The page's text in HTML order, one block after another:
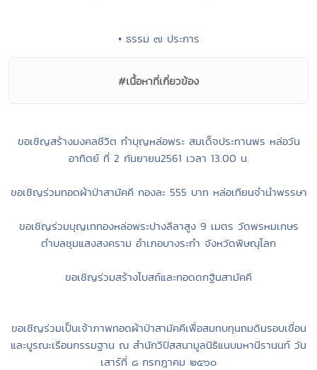
• ธรรม ๗ ประการ
#เนื้อหาที่เกี่ยวข้อง
ขอเชิญสร้างมงคลชีวิต ทำบุญหล่อพระ สมเด็จประทานพร หล่อวัน
อาทิตย์ ที่ 2 กันยายน2561 เวลา 13.00 น.
ขอเชิญร่วมทอดผ้าป่าสามัคคี กองละ 555 บาท หล่อเทียนจำนำพรรษา
ขอเชิญร่วมบุญเททองหล่อพระปางลีลาสูง 9 เมตร วัดพรหมเกษร
ตำบลชุมแสงสงคราม อำเภอบางระกำ จังหวัดพิษณุโลก
ขอเชิญร่วมสร้างโบสถ์และทอดดกฐินสามัคคี
ขอเชิญร่วมเป็นเจ้าภาพทอดผ้าป่าสามัคคีเพื่อสมทบทุนถมดินรอบเขื่อน
และบูรณะเรือนกรรมฐาน ณ สำนักวิปัสสนามูลนิธิแนบมหานีรานนท์ วัน
เสาร์ที่ ๘ กรกฎาคม ๒๕๖๐